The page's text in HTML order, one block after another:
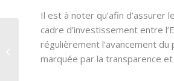
Il est à noter qu’afin
cadre d’investissement entre
régulièrement l’avancement
marquée par la transparence
faiblesse des stocks
mondiaux de pétrole